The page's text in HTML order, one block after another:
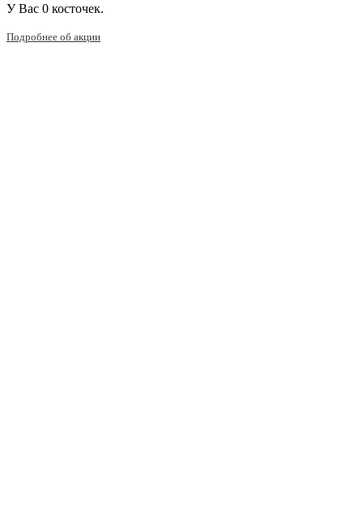
У Вас 0 косточек.
Подробнее об акции